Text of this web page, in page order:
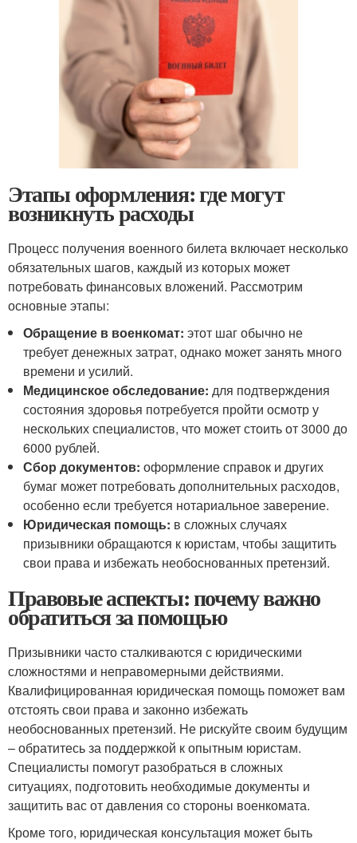
Этапы оформления: где могут
возникнуть расходы
Процесс получения военного билета включает несколько
обязательных шагов, каждый из которых может
потребовать финансовых вложений. Рассмотрим
основные этапы:
Обращение в военкомат: этот шаг обычно не
требует денежных затрат, однако может занять много
времени и усилий.
Медицинское обследование: для подтверждения
состояния здоровья потребуется пройти осмотр у
нескольких специалистов, что может стоить от 3000 до
6000 рублей.
Сбор документов: оформление справок и других
бумаг может потребовать дополнительных расходов,
особенно если требуется нотариальное заверение.
Юридическая помощь: в сложных случаях
призывники обращаются к юристам, чтобы защитить
свои права и избежать необоснованных претензий.
Правовые аспекты: почему важно
обратиться за помощью
Призывники часто сталкиваются с юридическими
сложностями и неправомерными действиями.
Квалифицированная юридическая помощь поможет вам
отстоять свои права и законно избежать
необоснованных претензий. Не рискуйте своим будущим
– обратитесь за поддержкой к опытным юристам.
Специалисты помогут разобраться в сложных
ситуациях, подготовить необходимые документы и
защитить вас от давления со стороны военкомата.
Кроме того, юридическая консультация может быть